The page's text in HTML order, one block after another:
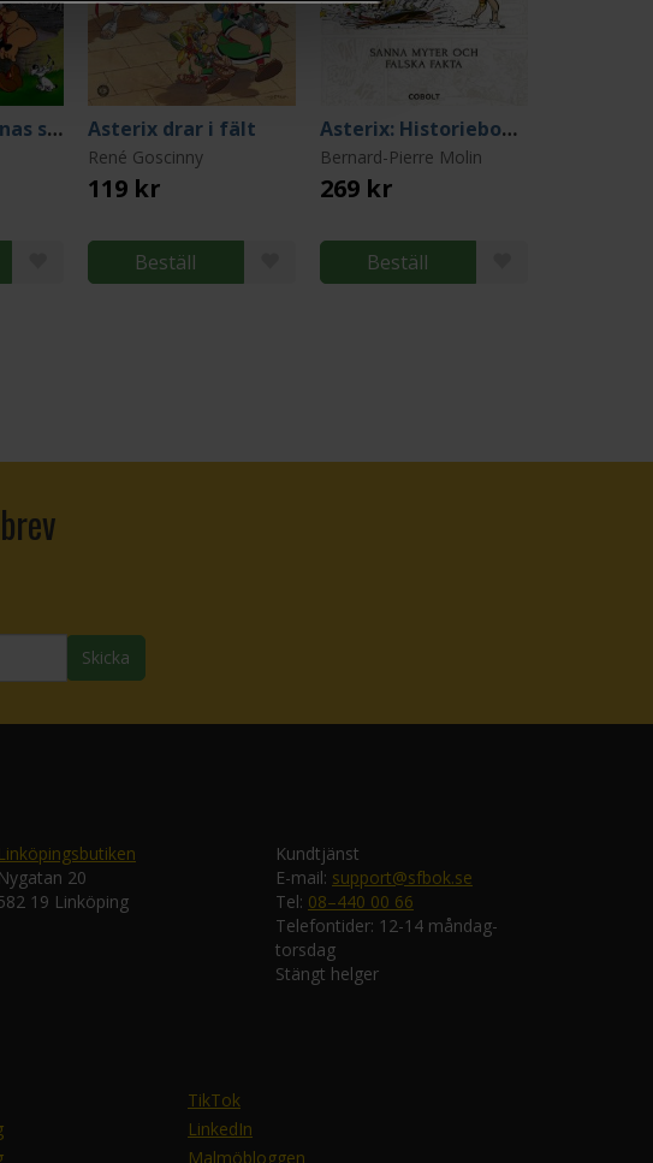
Asterix: Romarnas skräck Asterix drar i fält
René Goscinny
119 kr
Beställ
Asterix: Historieboken
Bernard-Pierre Molin
269 kr
Beställ
Skicka
Linköpingsbutiken
Nygatan 20
19 Linköping
Kundtjänst
E-mail: support@sfbok.se
Tel: 08–440 00 66
Telefontider: 12-14 måndag-
torsdag
Stängt helger
TikTok
LinkedIn
Malmöbloggen